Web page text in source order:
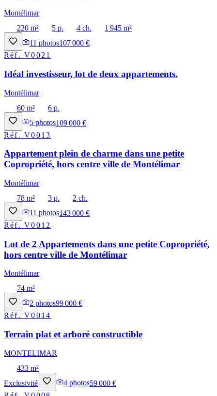
Montélimar
220 m²
5 p. 4 ch.
1 945 m²
11 photos107 000 €
Réf.V0021
Idéal investisseur, lot de deux appartements.
Montélimar
60 m²
6 p.
5 photos109 000 €
Réf.V0013
Appartement plein de charme dans une petite
Copropriété, hors centre ville de Montélimar
Montélimar
78 m²
3 p.
2 ch.
11 photos143 000 €
Réf.V0012
Lot de 2 Appartements dans une petite Copropriété,
hors centre ville de Montélimar
Montélimar
74 m²
2 photos99 000 €
Réf.V0014
Terrain plat et arboré constructible
MONTELIMAR
433 m²
Exclusivité
4 photos59 000 €